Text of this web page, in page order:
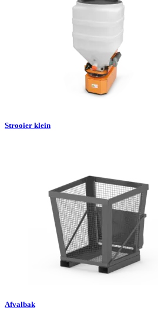
Strooier klein
Afvalbak